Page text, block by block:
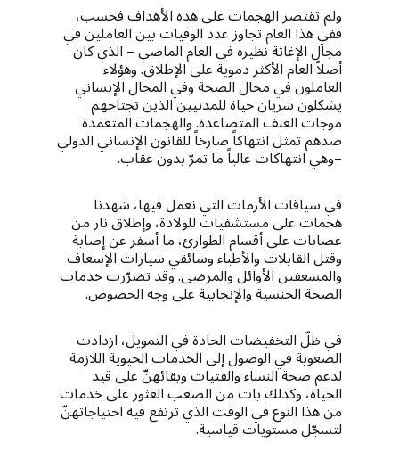
ولم تقتصر الهجمات على هذه الأهداف فحسب،
ففي هذا العام تجاوز عدد الوفيات بين العاملين في
مجال الإغاثة نظيره في العام الماضي – الذي كان
أصلاً العام الأكثر دموية على الإطلاق. وهؤلاء
العاملون في مجال الصحة وفي المجال الإنساني
يشكلون شريان حياة للمدنيين الذين تجتاحهم
موجات العنف المتصاعدة. والهجمات المتعمدة
ضدهم تمثل انتهاكاً صارخاً للقانون الإنساني الدولي
–وهي انتهاكات غالباً ما تمرّ بدون عقاب.
في سياقات الأزمات التي نعمل فيها، شهدنا
هجمات على مستشفيات للولادة، وإطلاق نار من
عصابات على أقسام الطوارئ، ما أسفر عن إصابة
وقتل القابلات والأطباء وسائقي سيارات الإسعاف
والمسعفين الأوائل والمرضى. وقد تضرّرت خدمات
الصحة الجنسية والإنجابية على وجه الخصوص.
في ظلّ التخفيضات الحادة في التمويل، ازدادت
الصعوبة في الوصول إلى الخدمات الحيوية اللازمة
لدعم صحة النساء والفتيات وبقائهنّ على قيد
الحياة، وكذلك بات من الصعب العثور على خدمات
من هذا النوع في الوقت الذي ترتفع فيه احتياجاتهنّ
لتسجّل مستويات قياسية.